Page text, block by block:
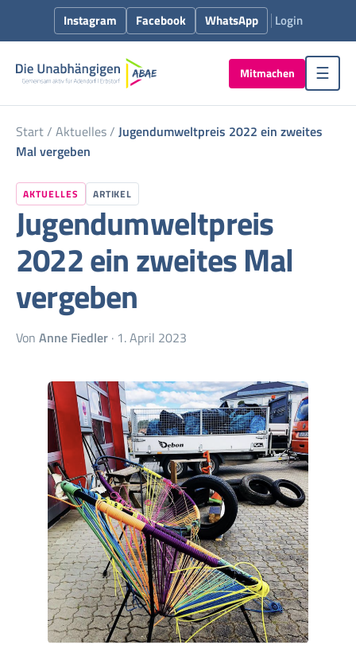
Instagram Facebook WhatsApp Login
Mitmachen ☰
Start/ Aktuelles/ Jugendumweltpreis 2022 ein zweites
Mal vergeben
AKTUELLES ARTIKEL
Jugendumweltpreis
2022 ein zweites Mal
vergeben
Von Anne Fiedler · 1. April 2023